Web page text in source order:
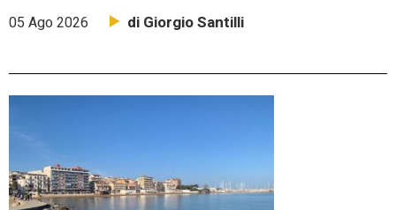
05 Ago 2026 di Giorgio Santilli